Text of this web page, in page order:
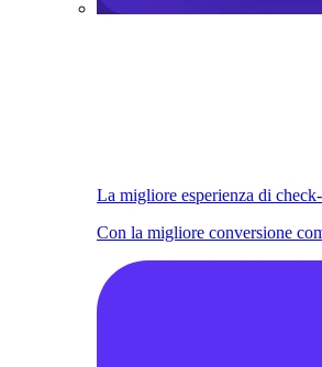
La migliore esperienza di
Con la migliore conversione